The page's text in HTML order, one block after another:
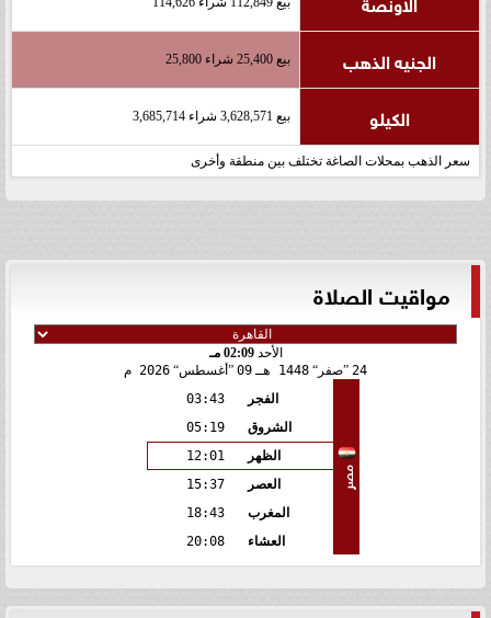
الجنيه الذهب بيع 25,400 شراء 25,800
الكيلو بيع 3,628,571 شراء 3,685,714
سعر الذهب بمحلات الصاغة تختلف بين منطقة وأخرى
مواقيت الصلاة
الأحد02:09 مـ
24 صفر 1448 هـ 09 أغسطس 2026 م
مصر
الفجر
03:43
الشروق
05:19
الظهر
12:01
العصر
15:37
المغرب
18:43
العشاء
20:08